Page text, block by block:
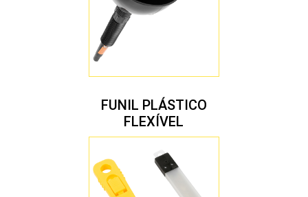
FUNIL PLÁSTICO
FLEXÍVEL